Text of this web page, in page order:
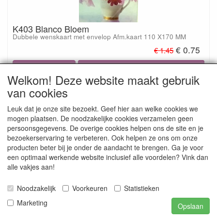
Welkom! Deze website maakt gebruik
van cookies
Leuk dat je onze site bezoekt. Geef hier aan welke cookies we
mogen plaatsen. De noodzakelijke cookies verzamelen geen
persoonsgegevens. De overige cookies helpen ons de site en je
bezoekerservaring te verbeteren. Ook helpen ze ons om onze
producten beter bij je onder de aandacht te brengen. Ga je voor
een optimaal werkende website inclusief alle voordelen? Vink dan
alle vakjes aan!
Noodzakelijk Voorkeuren
Statistieken
Marketing
Opslaan
K403 Blanco Bloem
Dubbele wenskaart met envelop Afm.kaart 110 X170 MM
€ 1.45 € 0.75
Dubbele wenskaart met envelop Afm.kaart 110 X170 MM
€ 1.45 € 0.75